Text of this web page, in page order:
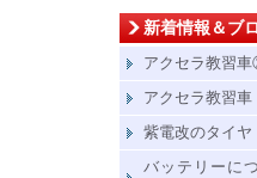
新着情報＆ブ
アクセラ教習
アクセラ教習
紫電改のタイ
バッテリーに